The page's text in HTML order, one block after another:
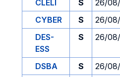
CLELI
S 26/
CYBER
S 26/
DES-
ESS
S 26/
DSBA S 26/